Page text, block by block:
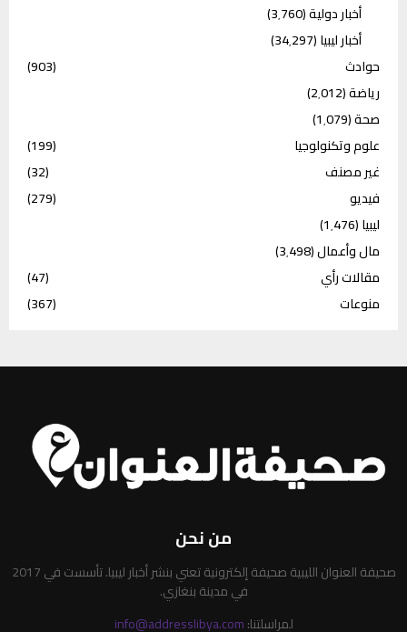
أخبار دولية(3٬760)
أخبار ليبيا(34٬297)
حوادث
(903)
رياضة(2٬012)
صحة(1٬079)
علوم وتكنولوجيا
(199)
غير مصنف
(32)
فيديو
(279)
ليبيا(1٬476)
مال وأعمال(3٬498)
مقالات رأي
(47)
منوعات
(367)
من نحن
صحيفة العنوان الليبية صحيفة إلكترونية تعني بنشر أخبار ليبيا. تأسست في 2017
في مدينة بنغازي.
لمراسلتنا:info@addresslibya.com